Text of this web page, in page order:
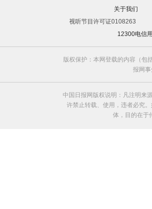
关于我们
视听节目许可证0108263
12300电信
版权保护：本网登载的内容（包
报网
中国日报网版权说明：凡注明来
许禁止转载、使用，违者必究
体，目的在于